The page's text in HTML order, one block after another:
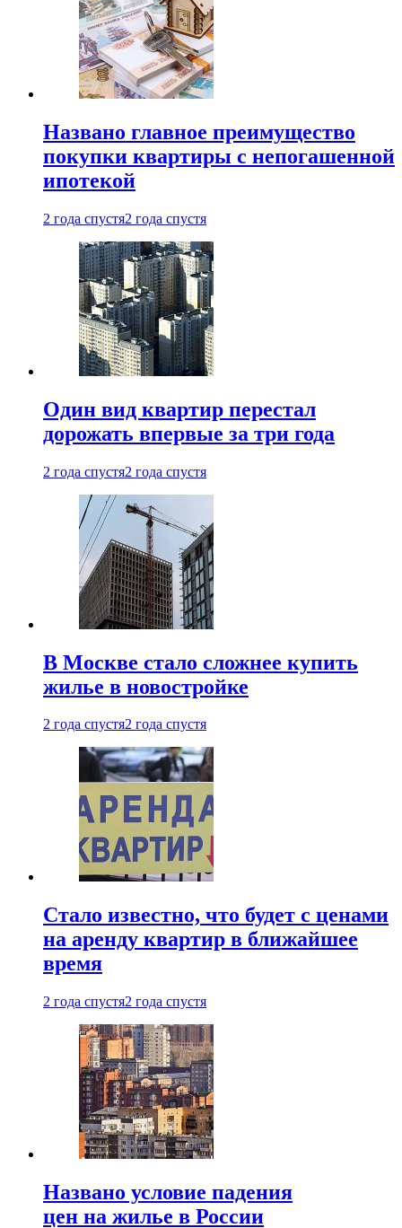
Названо главное преимущество
покупки квартиры с непогашенной
ипотекой
2 года спустя2 года спустя
Один вид квартир перестал
дорожать впервые за три года
2 года спустя2 года спустя
В Москве стало сложнее купить
жилье в новостройке
2 года спустя2 года спустя
Стало известно, что будет с ценами
на аренду квартир в ближайшее
время
2 года спустя2 года спустя
Названо условие падения
цен на жилье в России